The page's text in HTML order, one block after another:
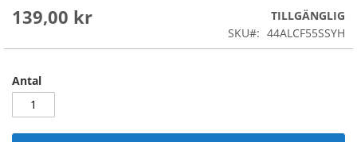
139,00 kr
TILLGÄNGLIG
SKU
44ALCF55SSYH
Antal
beginning
the
gallery